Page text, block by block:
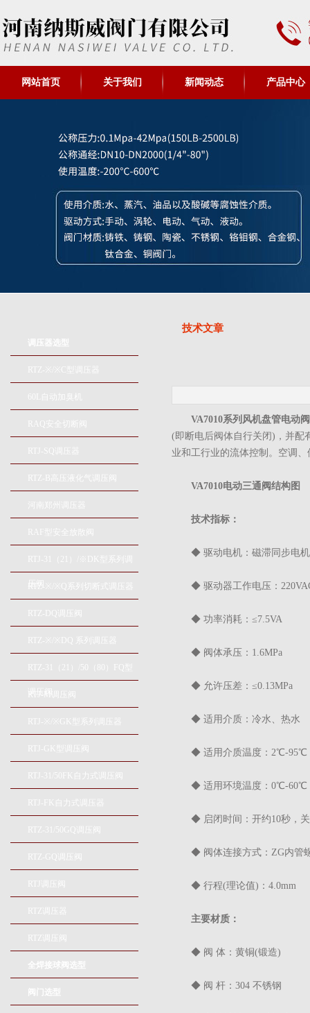
网站首页 关于我们 新闻动态 产品中心
调压器选型
RTZ-※/※C型调压器
60L自动加臭机
RAQ安全切断阀
RTJ-SQ调压器
RTZ-B高压液化气调压阀
河南郑州调压器
RAF型安全放散阀
RTJ-31（21）/※DK型系列调
压阀
RTZ-※/※Q系列切断式调压器
RTZ-DQ调压阀
RTZ-※/※DQ 系列调压器
RTZ-31（21）/50（80）FQ型
RTJ-M调压阀
RTJ-※/※GK型系列调压器
RTJ-GK型调压阀
RTJ-31/50FK自力式调压阀
RTJ-FK自力式调压器
RTZ-31/50GQ调压阀
RTZ-GQ调压阀
RTJ调压阀
RTZ调压器
RTZ调压阀
全焊接球阀选型
阀门选型
技术文章
VA7010系列风机盘管电动阀
(即断电后阀体自行关闭)，并配
业和工行业的流体控制。空调
VA7010电动三通阀结构图
技术指标：
◆ 驱动电机：磁滞同步电机
◆ 驱动器工作电压：
◆ 功率消耗：≤7.5VA
◆ 阀体承压：1.6MPa
◆ 允许压差：≤0.13MPa
◆ 适用介质：冷水、热水
◆ 适用介质温度：2℃-95℃
◆ 适用环境温度：0℃-60℃
◆ 启闭时间：开约10秒，
◆ 阀体连接方式：ZG内管
◆ 行程(理论值)：4.0mm
主要材质：
◆ 阀 体：黄铜(锻造)
◆ 阀 杆：304 不锈钢